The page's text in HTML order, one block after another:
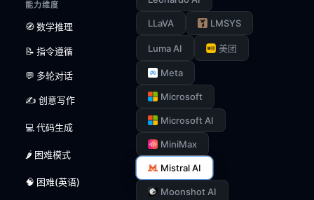
能力维度
🧭 数学推理
📝 指令遵循
💬 多轮对话
✍️ 创意写作
💻 代码生成
🌶️ 困难模式
🧠 困难(英语)
LLaVA LMSYS
Luma AI 美团
Meta
Microsoft
Microsoft AI
MiniMax
Mistral AI
Moonshot AI